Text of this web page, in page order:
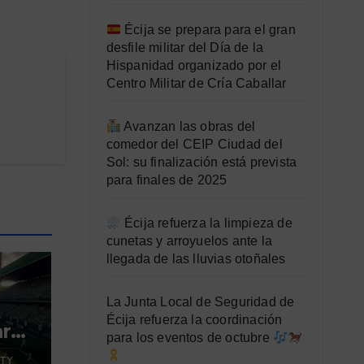
Écija se prepara para el gran
desfile militar del Día de la
Hispanidad organizado por el
Centro Militar de Cría Caballar
Avanzan las obras del
comedor del CEIP Ciudad del
Sol: su finalización está prevista
para finales de 2025
Écija refuerza la limpieza de
cunetas y arroyuelos ante la
llegada de las lluvias otoñales
La Junta Local de Seguridad de
Écija refuerza la coordinación
para los eventos de octubre